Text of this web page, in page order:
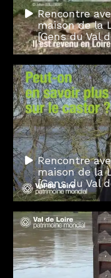
Rencontre
maison de la
[Gens du Val
Rencontre
maison de la
[Gens du Val